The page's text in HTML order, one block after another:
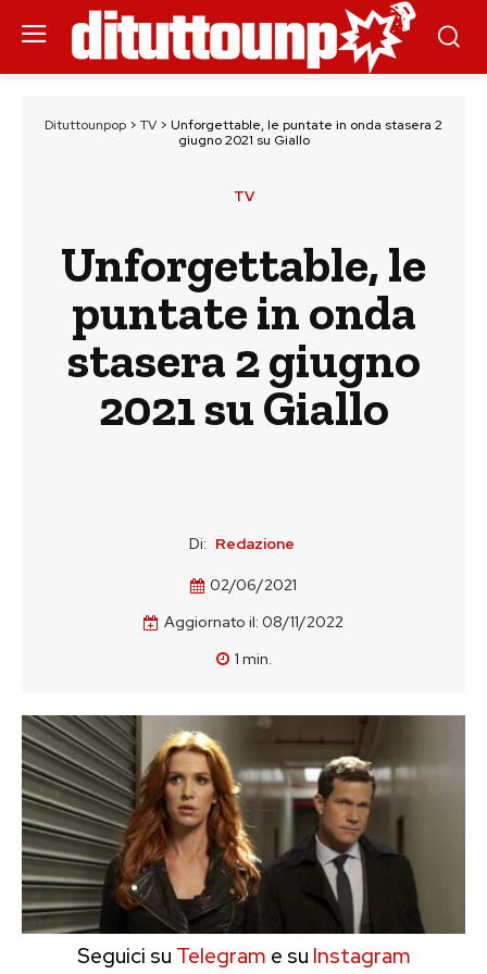
Dituttounpop > TV > Unforgettable, le puntate in onda stasera 2
giugno 2021 su Giallo
TV
Unforgettable, le
puntate in onda
stasera 2 giugno
2021 su Giallo
Di: Redazione
02/06/2021
Aggiornato il: 08/11/2022
1 min.
Seguici su Telegram e su Instagram